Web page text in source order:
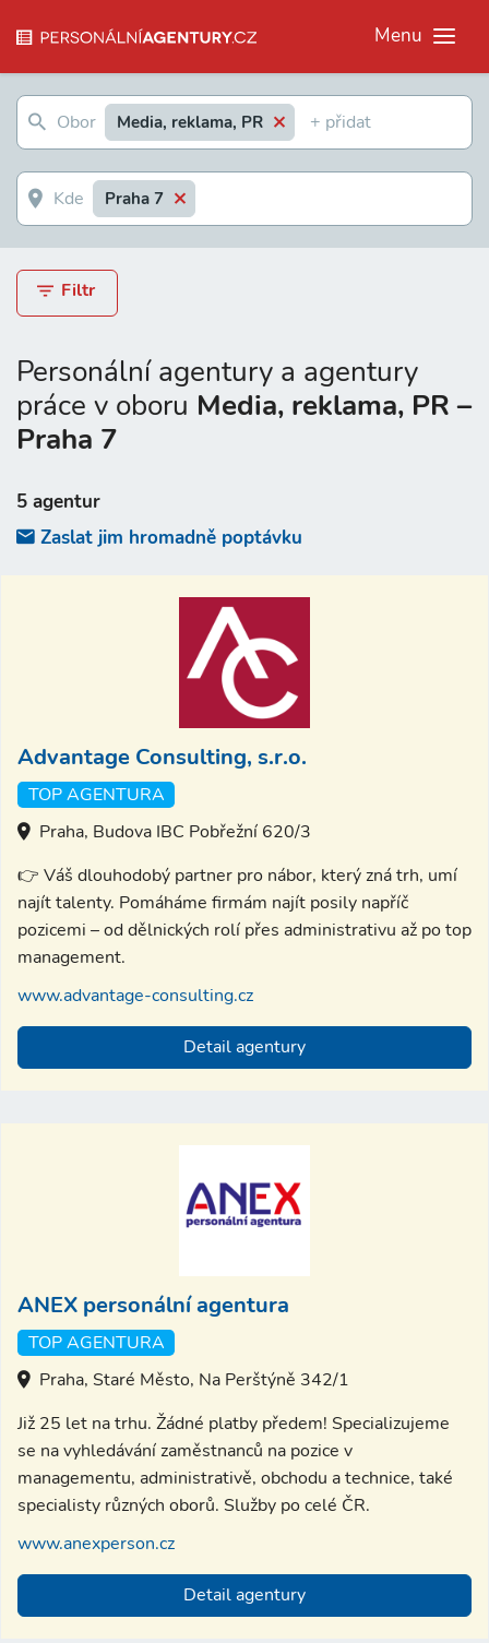
Menu
Media, reklama, PR
Praha 7
Filtr
Personální agentury a agentury
práce v oboru Media, reklama, PR –
Praha 7
5 agentur
Zaslat jim hromadně poptávku
Advantage Consulting, s.r.o.
TOP AGENTURA
Praha, Budova IBC Pobřežní 620/3
👉 Váš dlouhodobý partner pro nábor, který zná trh, umí
najít talenty. Pomáháme firmám najít posily napříč
pozicemi – od dělnických rolí přes administrativu až po top
management.
www.advantage-consulting.cz
Detail agentury
ANEX personální agentura
TOP AGENTURA
Praha, Staré Město, Na Perštýně 342/1
Již 25 let na trhu. Žádné platby předem! Specializujeme
se na vyhledávání zaměstnanců na pozice v
managementu, administrativě, obchodu a technice, také
specialisty různých oborů. Služby po celé ČR.
www.anexperson.cz
Detail agentury